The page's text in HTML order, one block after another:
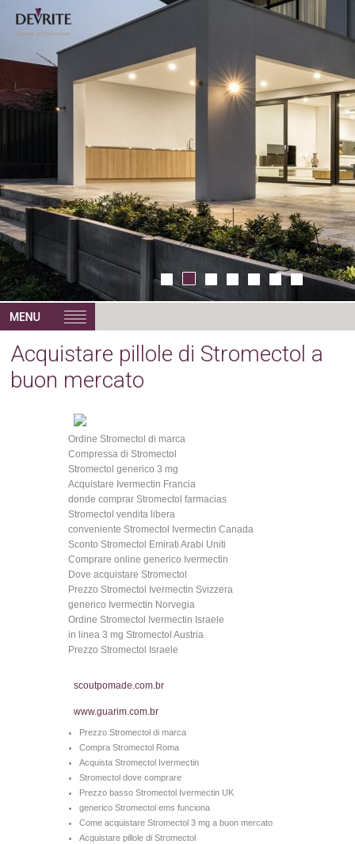
Acquistare pillole di Stromectol a
buon mercato
Ordine Stromectol di marca
Compressa di Stromectol
Stromectol generico 3 mg
Acquistare Ivermectin Francia
donde comprar Stromectol farmacias
Stromectol vendita libera
conveniente Stromectol Ivermectin Canada
Sconto Stromectol Emirati Arabi Uniti
Comprare online generico Ivermectin
Dove acquistare Stromectol
Prezzo Stromectol Ivermectin Svizzera
generico Ivermectin Norvegia
Ordine Stromectol Ivermectin Israele
in linea 3 mg Stromectol Austria
Prezzo Stromectol Israele
scoutpomade.com.br
www.guarim.com.br
Prezzo Stromectol di marca
Compra Stromectol Roma
Acquista Stromectol Ivermectin
Stromectol dove comprare
Prezzo basso Stromectol Ivermectin UK
generico Stromectol ems funciona
Come acquistare Stromectol 3 mg a buon mercato
Acquistare pillole di Stromectol